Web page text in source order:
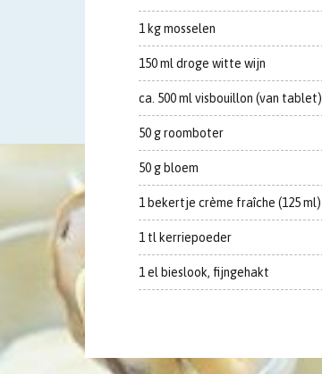
1 kg mosselen
150 ml droge witte wijn
ca. 500 ml visbouillon (van tablet)
50 g roomboter
50 g bloem
1 bekertje crème fraîche (125 ml)
1 tl kerriepoeder
1 el bieslook, fijngehakt